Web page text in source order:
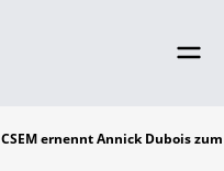
CSEM ernennt Annick Dubois